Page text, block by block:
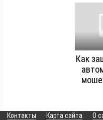
Как
Контакты Карта сайта О